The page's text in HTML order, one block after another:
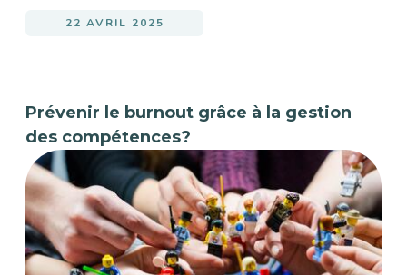
22 AVRIL 2025
Prévenir le burnout grâce à la gestion
des compétences?